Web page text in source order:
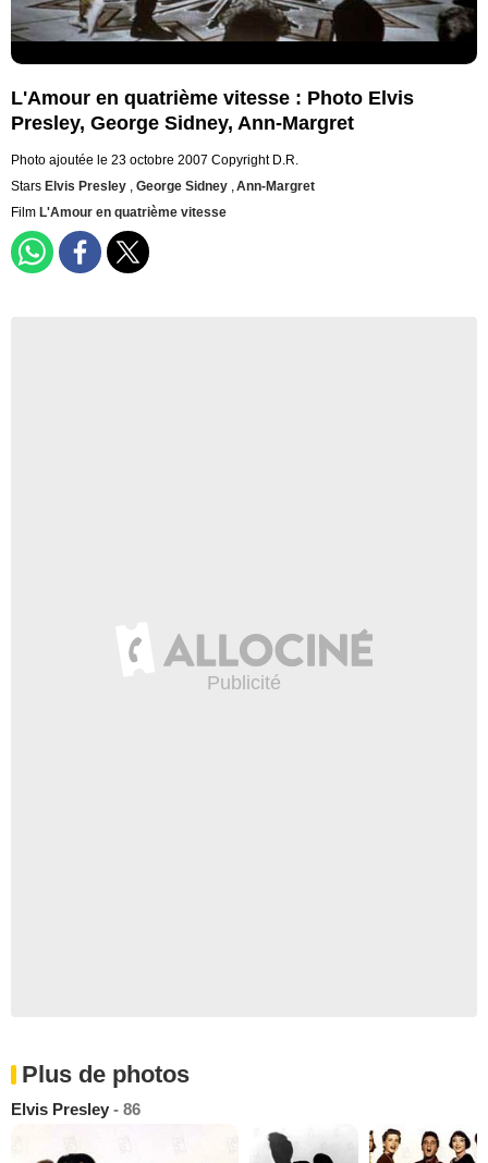
L'Amour en quatrième vitesse : Photo Elvis
Presley, George Sidney, Ann-Margret
Photo ajoutée le 23 octobre 2007 Copyright D.R.
Stars Elvis Presley , George Sidney ,Ann-Margret
Film L'Amour en quatrième vitesse
Plus de photos
Elvis Presley - 86